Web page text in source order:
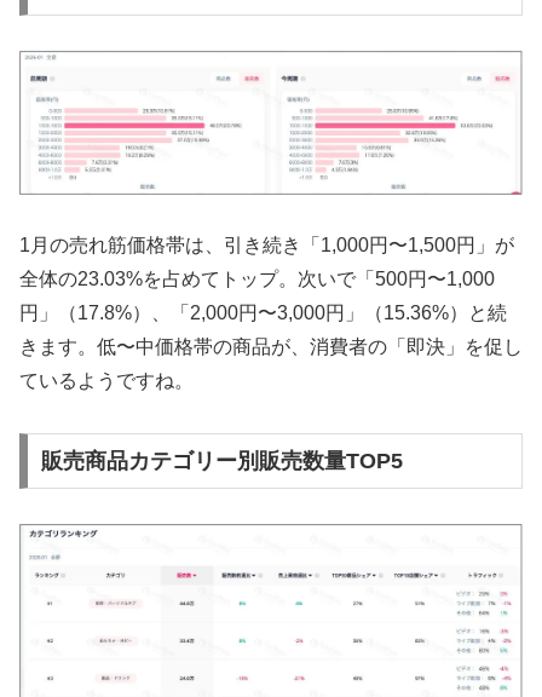
1月の売れ筋価格帯は、引き続き「1,000円〜1,500円」が
全体の23.03%を占めてトップ。次いで「500円〜1,000
円」（17.8%）、「2,000円〜3,000円」（15.36%）と続
きます。低〜中価格帯の商品が、消費者の「即決」を促し
ているようですね。
販売商品カテゴリー別販売数量TOP5